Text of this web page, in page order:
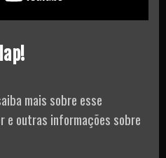
mais sobre esse
e outras informações sobre